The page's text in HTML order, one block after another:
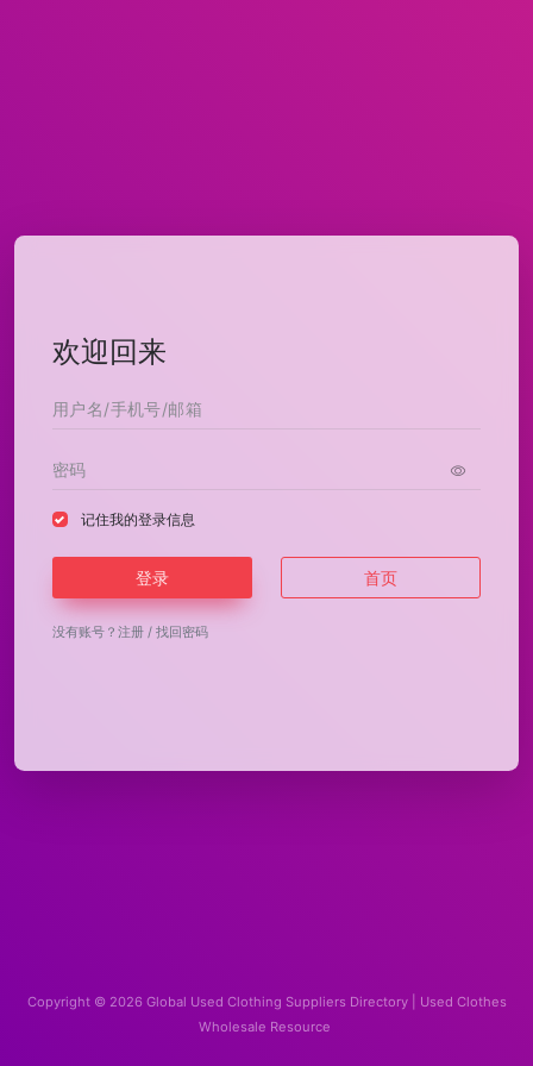
欢迎回来
记住我的登录信息
登录 首页
没有账号？ 注册 / 找回密码
Copyright © 2026 Global Used Clothing Suppliers Directory | Used Clothes
Wholesale Resource